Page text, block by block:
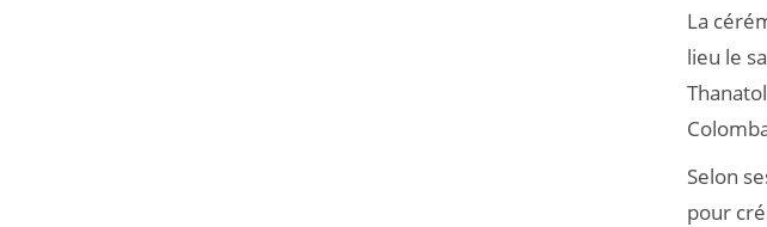
La
lieu le
Selon
pour